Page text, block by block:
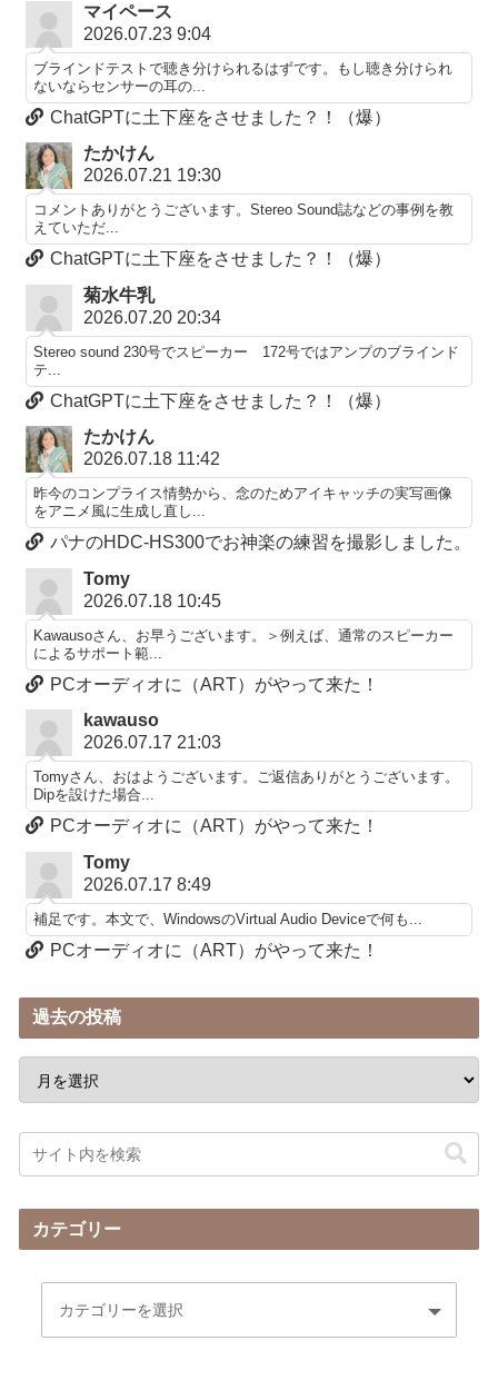
マイペース
2026.07.23 9:04
ブラインドテストで聴き分けられるはずです。もし聴き分けられ
ないならセンサーの耳の...
ChatGPTに土下座をさせました？！（爆）
たかけん
2026.07.21 19:30
コメントありがとうございます。Stereo Sound誌などの事例を教
えていただ...
ChatGPTに土下座をさせました？！（爆）
菊水牛乳
2026.07.20 20:34
Stereo sound 230号でスピーカー 172号ではアンプのブラインド
テ...
ChatGPTに土下座をさせました？！（爆）
たかけん
2026.07.18 11:42
昨今のコンプライス情勢から、念のためアイキャッチの実写画像
をアニメ風に生成し直し...
パナのHDC-HS300でお神楽の練習を撮影しました。
Tomy
2026.07.18 10:45
Kawausoさん、お早うございます。＞例えば、通常のスピーカー
によるサポート範...
PCオーディオに（ART）がやって来た！
kawauso
2026.07.17 21:03
Tomyさん、おはようございます。ご返信ありがとうございます。
Dipを設けた場合...
PCオーディオに（ART）がやって来た！
Tomy
2026.07.17 8:49
補足です。本文で、WindowsのVirtual Audio Deviceで何も...
PCオーディオに（ART）がやって来た！
過去の投稿
カテゴリー